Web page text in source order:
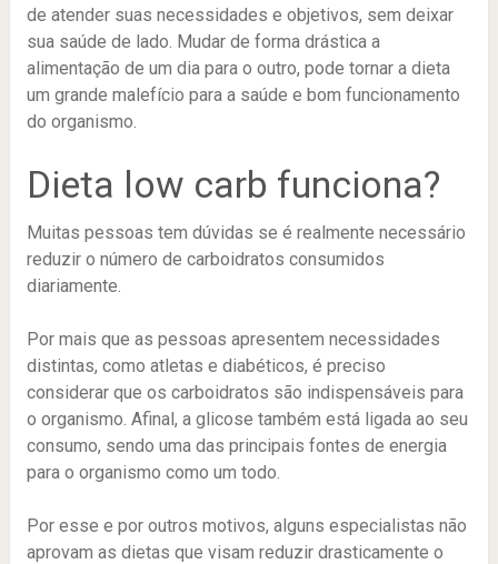
de atender suas necessidades e objetivos, sem deixar
sua saúde de lado. Mudar de forma drástica a
alimentação de um dia para o outro, pode tornar a dieta
um grande malefício para a saúde e bom funcionamento
do organismo.
Dieta low carb funciona?
Muitas pessoas tem dúvidas se é realmente necessário
reduzir o número de carboidratos consumidos
diariamente.
Por mais que as pessoas apresentem necessidades
distintas, como atletas e diabéticos, é preciso
considerar que os carboidratos são indispensáveis para
o organismo. Afinal, a glicose também está ligada ao seu
consumo, sendo uma das principais fontes de energia
para o organismo como um todo.
Por esse e por outros motivos, alguns especialistas não
aprovam as dietas que visam reduzir drasticamente o